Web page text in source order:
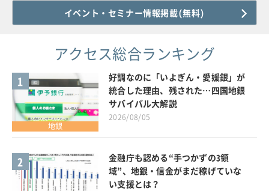
イベント・セミナー情報掲載(無料)
アクセス総合ランキング
1
地銀
好調なのに「いよぎん・愛媛銀」が
統合した理由、残された…四国地銀
サバイバル大解説
2026/08/05
2
金融庁も認める“手つかずの3領
域”、地銀・信金がまだ稼げていな
い支援とは？